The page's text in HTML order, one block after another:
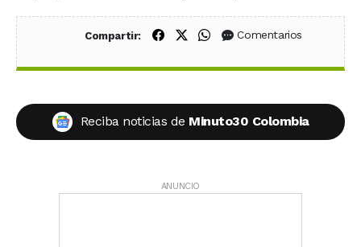
Compartir: Compartir en Facebook
Compartir en X (Twitter)
Compartir en WhatsApp
Comentarios
Reciba noticias de Minuto30 Colombia
ANUNCIO